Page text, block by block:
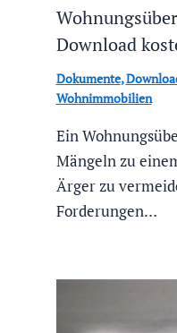
Download
Dokumente,
Wohnimmobilien
Ein
Mängeln zu
Ärger zu
Forderungen…